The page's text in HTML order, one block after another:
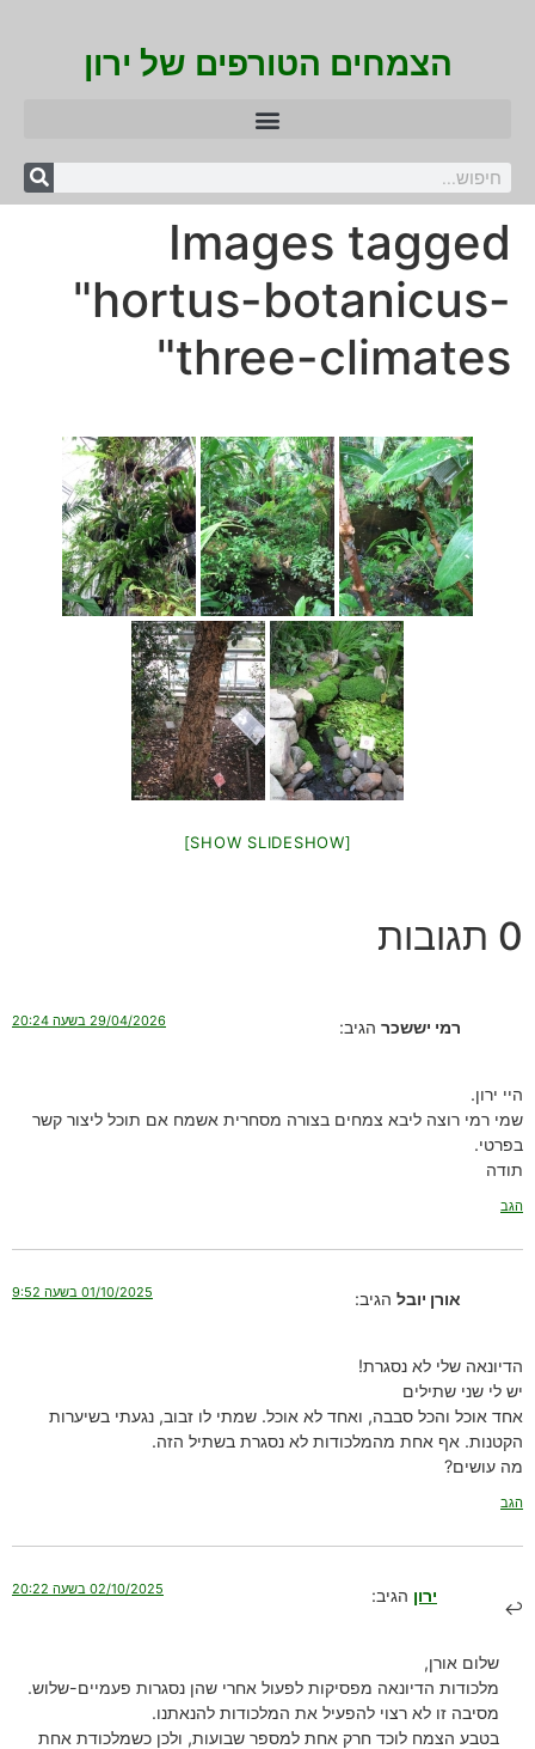
הצמחים הטורפים של ירון
Images tagged
"hortus-botanicus-
three-climates"
[SHOW SLIDESHOW]
0 תגובות
רמי יששכר הגיב: 29/04/2026 בשעה 20:24
היי ירון.
שמי רמי רוצה ליבא צמחים בצורה מסחרית אשמח אם תוכל ליצור קשר
בפרטי.
תודה
הגב
אורן יובל הגיב: 01/10/2025 בשעה 9:52
הדיונאה שלי לא נסגרת!
יש לי שני שתילים
אחד אוכל והכל סבבה, ואחד לא אוכל. שמתי לו זבוב, נגעתי בשיערות
הקטנות. אף אחת מהמלכודות לא נסגרת בשתיל הזה.
מה עושים?
הגב
ירון הגיב: 02/10/2025 בשעה 20:22
שלום אורן,
מלכודות הדיונאה מפסיקות לפעול אחרי שהן נסגרות פעמיים-שלוש.
מסיבה זו לא רצוי להפעיל את המלכודות להנאתנו.
בטבע הצמח לוכד חרק אחת למספר שבועות, ולכן כשמלכודת אחת